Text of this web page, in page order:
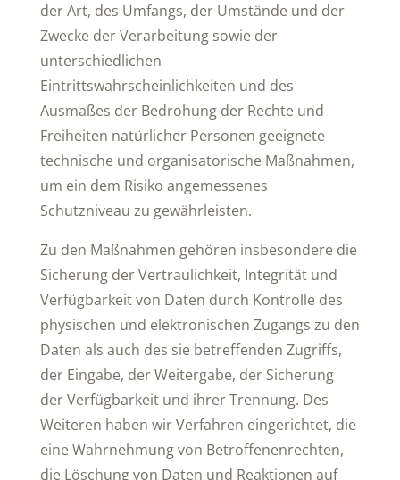
der Art, des Umfangs, der Umstände und der
Zwecke der Verarbeitung sowie der
unterschiedlichen
Eintrittswahrscheinlichkeiten und des
Ausmaßes der Bedrohung der Rechte und
Freiheiten natürlicher Personen geeignete
technische und organisatorische Maßnahmen,
um ein dem Risiko angemessenes
Schutzniveau zu gewährleisten.
Zu den Maßnahmen gehören insbesondere die
Sicherung der Vertraulichkeit, Integrität und
Verfügbarkeit von Daten durch Kontrolle des
physischen und elektronischen Zugangs zu den
Daten als auch des sie betreffenden Zugriffs,
der Eingabe, der Weitergabe, der Sicherung
der Verfügbarkeit und ihrer Trennung. Des
Weiteren haben wir Verfahren eingerichtet, die
eine Wahrnehmung von Betroffenenrechten,
die Löschung von Daten und Reaktionen auf